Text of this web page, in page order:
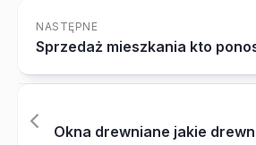
NASTĘPNE
Sprzedaż mieszkania kto
Okna drewniane jakie